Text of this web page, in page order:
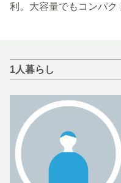
利。大容量でもコンパク
1人暮らし